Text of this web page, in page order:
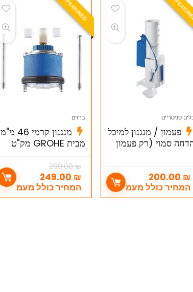
סניטריים
פעמון / מנגנון למיכל
סמוי (רק פעמון
200.00 ₪
המחיר כולל מעמ
F
!
ברזים
מנגנון קרמי 46 מ"מ
מבית GROHE מק"ט
299.00₪
249.00 ₪
המחיר כולל מעמ